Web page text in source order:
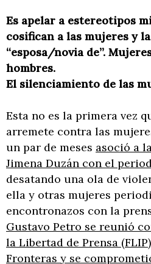
Es apelar a estereotipos
cosifican a las mujeres y
“esposa/novia de”.
hombres.
El silenciamiento de las
Esta no es la primera vez
arremete contra las
un par de meses asoció a
Jimena Duzán con el
desatando una ola de
ella y otras mujeres
encontronazos con la
Gustavo Petro se reunió
la Libertad de Prensa
Fronteras y se